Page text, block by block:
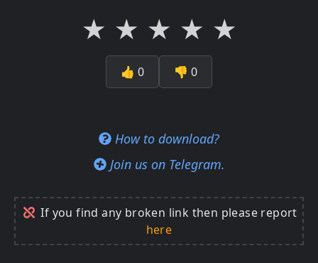
★ ★ ★ ★ ★
👍 0 👎 0
How to download?
Join us on Telegram.
If you find any broken link then please report
here